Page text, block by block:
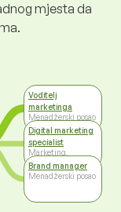
mjesta da
Voditelj
marketinga
Menadžerski posao
Digital marketing
specialist
Marketing,
oglašavanje i PR
Brand manager
Menadžerski posao